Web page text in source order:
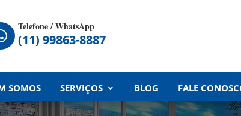
Telefone / WhatsApp
(11) 99863-8887
SOMOS SERVIÇOS BLOG FALE